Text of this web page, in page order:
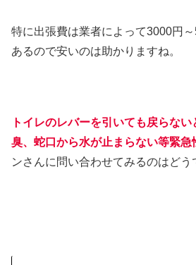
特に出張費は業者によって3000円
あるので安いのは助かりますね。
トイレのレバーを引いても戻らな
臭、蛇口から水が止まらない等緊急
ンさんに問い合わせてみるのはどう